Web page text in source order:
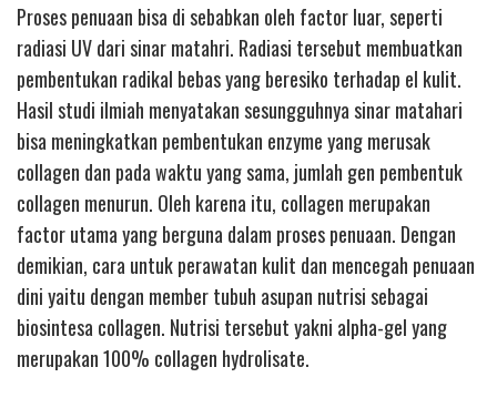
Proses penuaan bisa di sebabkan oleh factor luar, seperti
radiasi UV dari sinar matahri. Radiasi tersebut membuatkan
pembentukan radikal bebas yang beresiko terhadap el kulit.
Hasil studi ilmiah menyatakan sesungguhnya sinar matahari
bisa meningkatkan pembentukan enzyme yang merusak
collagen dan pada waktu yang sama, jumlah gen pembentuk
collagen menurun. Oleh karena itu, collagen merupakan
factor utama yang berguna dalam proses penuaan. Dengan
demikian, cara untuk perawatan kulit dan mencegah penuaan
dini yaitu dengan member tubuh asupan nutrisi sebagai
biosintesa collagen. Nutrisi tersebut yakni alpha-gel yang
merupakan 100% collagen hydrolisate.